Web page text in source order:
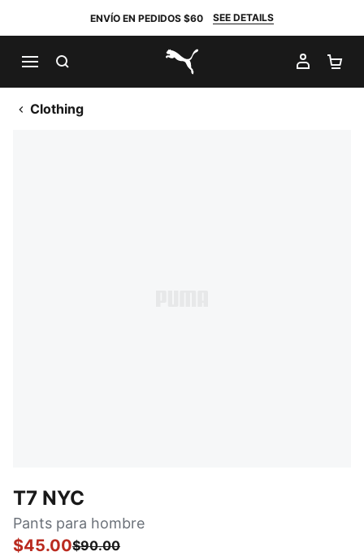
ENVÍO EN PEDIDOS $60 SEE DETAILS
PUMA.com
MI
Clothing
T7 NYC
Pants para hombre
$45.00$90.00